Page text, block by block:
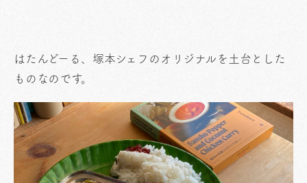
はたんどーる、塚本シェフのオリジナルを土台とした
ものなのです。